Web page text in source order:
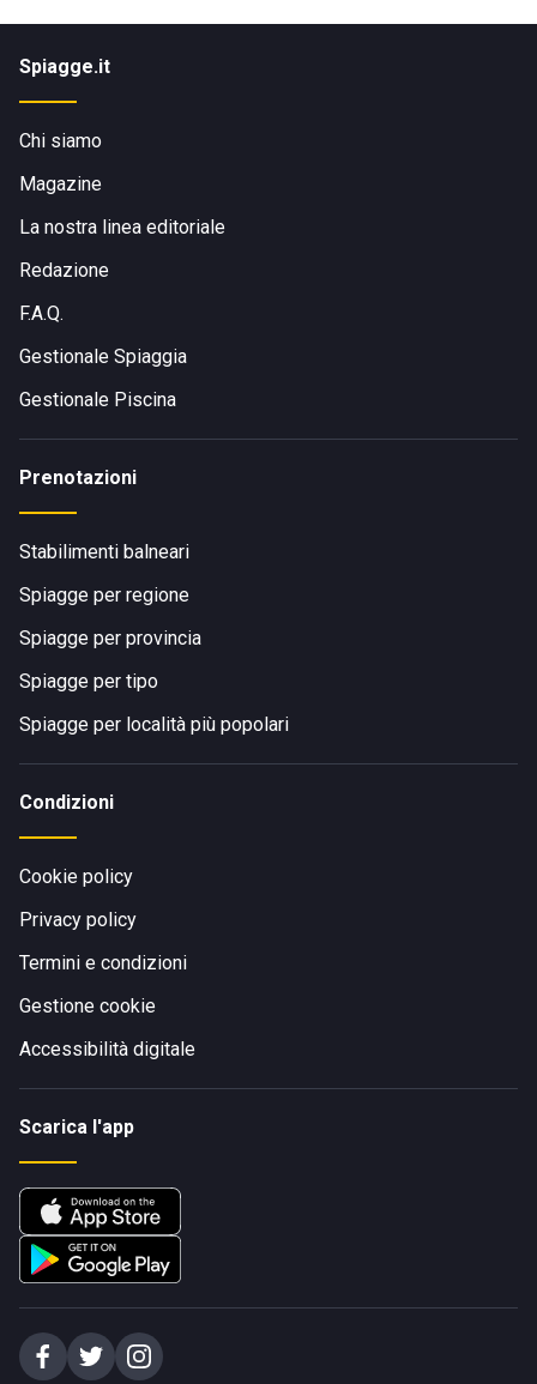
Spiagge.it
Chi siamo
Magazine
La nostra linea editoriale
Redazione
F.A.Q.
Gestionale Spiaggia
Gestionale Piscina
Prenotazioni
Stabilimenti balneari
Spiagge per regione
Spiagge per provincia
Spiagge per tipo
Spiagge per località più popolari
Condizioni
Cookie policy
Privacy policy
Termini e condizioni
Gestione cookie
Accessibilità digitale
Scarica l'app